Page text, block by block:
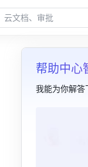
帮助中心
我能为你解答